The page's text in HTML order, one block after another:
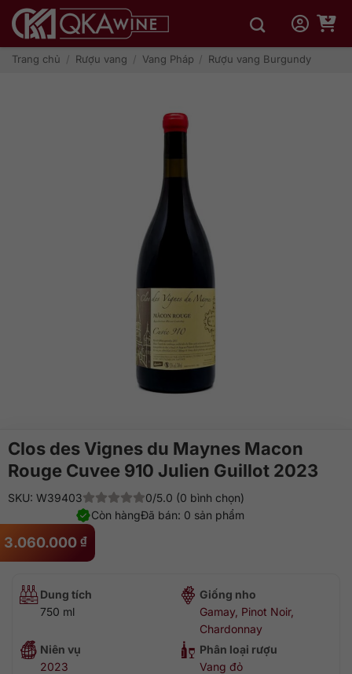
qua
dungTrang chủ / Rượu vang / Vang Pháp / Rượu vang Burgundy
Clos des Vignes du Maynes Macon
Rouge Cuvee 910 Julien Guillot 2023
3.060.000 ₫
SKU: W39403
0/5.0 (0 bình chọn)
Đã bán: 0 sản phẩm
Còn hàng
Dung tích
750 ml
Giống nho
Gamay, Pinot Noir,
Chardonnay
Niên vụ
2023
Phân loại rượu
Vang đỏ